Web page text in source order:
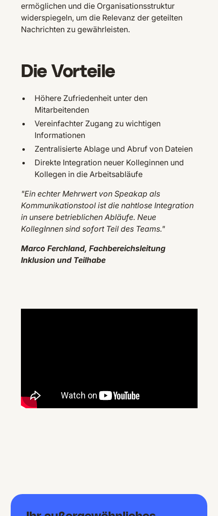
ermöglichen und die Organisationsstruktur
widerspiegeln, um die Relevanz der geteilten
Nachrichten zu gewährleisten.
Die Vorteile
Höhere Zufriedenheit unter den
Mitarbeitenden
Vereinfachter Zugang zu wichtigen
Informationen
Zentralisierte Ablage und Abruf von Dateien
Direkte Integration neuer Kolleginnen und
Kollegen in die Arbeitsabläufe
"Ein echter Mehrwert von Speakap als
Kommunikationstool ist die nahtlose Integration
in unsere betrieblichen Abläufe. Neue
KollegInnen sind sofort Teil des Teams."
Marco Ferchland, Fachbereichsleitung
Inklusion und Teilhabe